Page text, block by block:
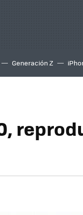
Generación Z